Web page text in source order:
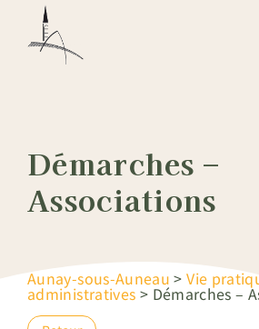
Démarches –
Associations
Aunay-sous-Auneau >Vie
administratives > Démarches –